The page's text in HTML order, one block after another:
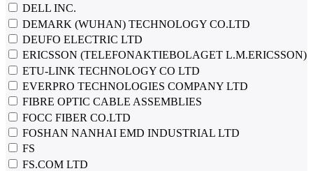
DELL INC.
DEMARK (WUHAN) TECHNOLOGY CO.LTD
DEUFO ELECTRIC LTD
ERICSSON (TELEFONAKTIEBOLAGET L.M.ERICSSON)
ETU-LINK TECHNOLOGY CO LTD
EVERPRO TECHNOLOGIES COMPANY LTD
FIBRE OPTIC CABLE ASSEMBLIES
FOCC FIBER CO.LTD
FOSHAN NANHAI EMD INDUSTRIAL LTD
FS
FS.COM LTD